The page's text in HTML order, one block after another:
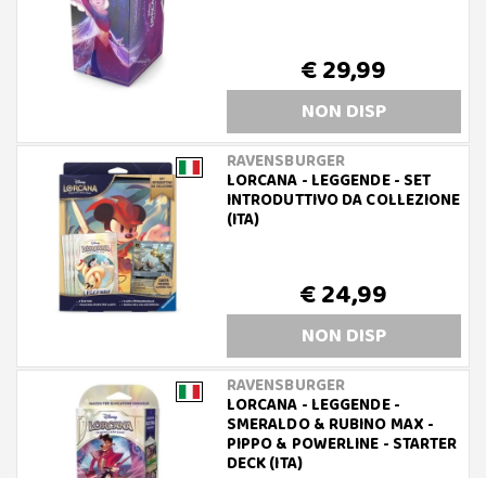
€ 29,99
NON DISP
RAVENSBURGER
LORCANA - LEGGENDE - SET
INTRODUTTIVO DA COLLEZIONE
(ITA)
€ 24,99
NON DISP
RAVENSBURGER
LORCANA - LEGGENDE -
SMERALDO & RUBINO MAX -
PIPPO & POWERLINE - STARTER
DECK (ITA)